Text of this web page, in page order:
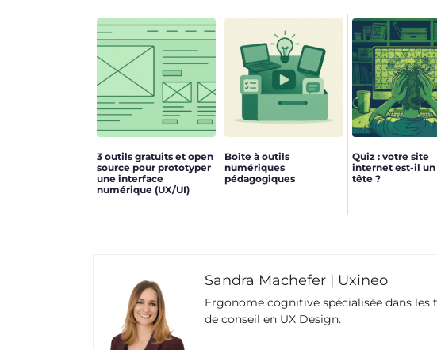
3 outils gratuits et open
source pour prototyper
une interface
numérique (UX/UI)
Boîte à outils
numériques
pédagogiques
Quiz : votre site
internet est-il un
tête ?
Sandra Machefer | Uxineo
Ergonome cognitive spécialisée dans les
de conseil en UX Design.